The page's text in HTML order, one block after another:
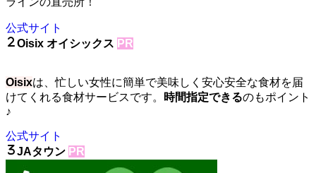
公式サイト
Oisix オイシックス PR
Oisixは、忙しい女性に簡単で美味しく安心安全な食材を届
けてくれる食材サービスです。
時間指定できるのもポイント
♪
公式サイト
JAタウン PR